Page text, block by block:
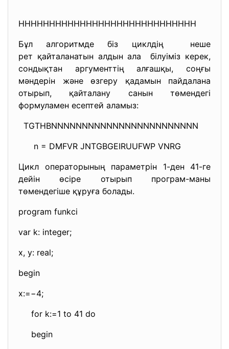
HHHHHHHHHHHHHHHHHHHHHHHHHHHHH
Бұл алгоритмде біз циклдің неше
рет қайталанатын алдын ала білуіміз керек,
сондықтан аргументтің алғашқы, соңғы
мәндерін және өзгеру қадамын пайдалана
отырып, қайталану санын төмендегі
формуламен есептей аламыз:
TGTHBNNNNNNNNNNNNNNNNNNNNNNNN
n = DMFVR JNTGBGEIRUUFWP VNRG
Цикл операторының параметрін 1-ден 41-ге
дейін өсіре отырып програм-маны
төмендегіше құруға болады.
program funkci
var k: integer;
x, y: real;
begin
x:=−4;
for k:=1 to 41 do
begin